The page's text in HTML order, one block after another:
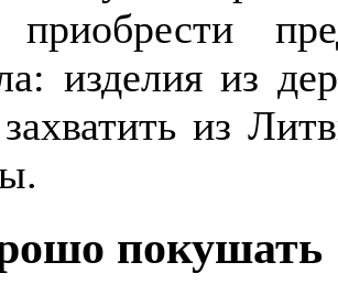
изделия из
захватить из
покушать